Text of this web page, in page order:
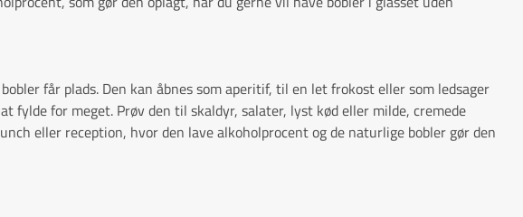
får plads. Den kan åbnes som aperitif, til en let frokost eller som ledsager
for meget. Prøv den til skaldyr, salater, lyst kød eller milde, cremede
eller reception, hvor den lave alkoholprocent og de naturlige bobler gør den